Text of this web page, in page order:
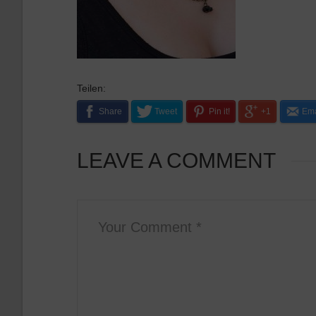
Teilen:
Share Tweet Pin it! +1
LEAVE A COMMENT